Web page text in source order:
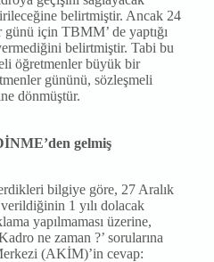
belirtmiştir. Ancak 24
günü için TBMM’ de yaptığı
belirtmiştir. Tabi bu
öğretmenler büyük bir
gününü, sözleşmeli
dönmüştür.
gelmiş
bilgiye göre, 27 Aralık
1 yılı dolacak
yapılmaması üzerine,
ne zaman ?’ sorularına
(AKİM)’in cevap: